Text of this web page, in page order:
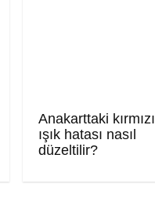
Anakarttaki kırmızı
ışık hatası nasıl
düzeltilir?